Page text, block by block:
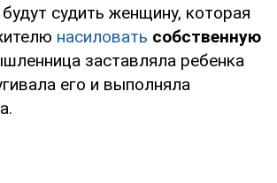
судить женщину, которая
насиловать собственную
заставляла ребенка
его и выполняла